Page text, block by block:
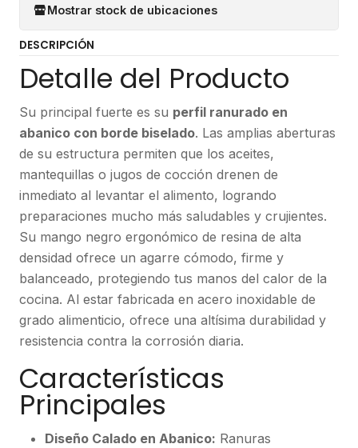
Mostrar stock de ubicaciones
DESCRIPCIÓN
Detalle del Producto
Su principal fuerte es su perfil ranurado en
abanico con borde biselado. Las amplias aberturas
de su estructura permiten que los aceites,
mantequillas o jugos de cocción drenen de
inmediato al levantar el alimento, logrando
preparaciones mucho más saludables y crujientes.
Su mango negro ergonómico de resina de alta
densidad ofrece un agarre cómodo, firme y
balanceado, protegiendo tus manos del calor de la
cocina. Al estar fabricada en acero inoxidable de
grado alimenticio, ofrece una altísima durabilidad y
resistencia contra la corrosión diaria.
Características
Principales
Diseño Calado en Abanico: Ranuras